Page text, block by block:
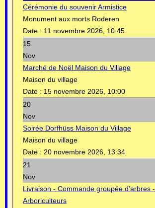
Cérémonie du souvenir Armistice
Monument aux morts Roderen
Date : 11 novembre 2026, 10:45
15
Nov
Marché de Noël Maison du Village
Maison du village
Date : 15 novembre 2026, 10:00
20
Nov
Soirée Dorfhüss Maison du Village
Maison du village
Date : 20 novembre 2026, 13:34
21
Nov
Livraison - Commande groupée d'arbres -
Arboriculteurs